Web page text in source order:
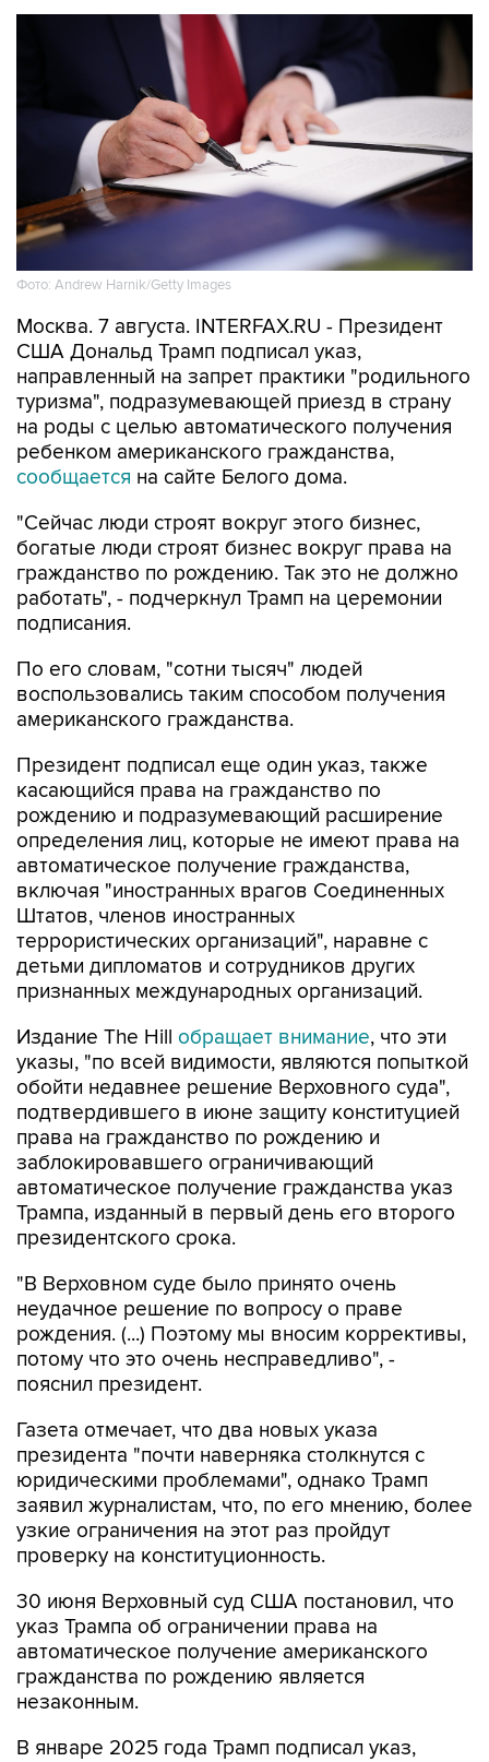
Фото: Andrew Harnik/Getty Images
Москва. 7 августа. INTERFAX.RU - Президент
США Дональд Трамп подписал указ,
направленный на запрет практики "родильного
туризма", подразумевающей приезд в страну
на роды с целью автоматического получения
ребенком американского гражданства,
сообщается на сайте Белого дома.
"Сейчас люди строят вокруг этого бизнес,
богатые люди строят бизнес вокруг права на
гражданство по рождению. Так это не должно
работать", - подчеркнул Трамп на церемонии
подписания.
По его словам, "сотни тысяч" людей
воспользовались таким способом получения
американского гражданства.
Президент подписал еще один указ, также
касающийся права на гражданство по
рождению и подразумевающий расширение
определения лиц, которые не имеют права на
автоматическое получение гражданства,
включая "иностранных врагов Соединенных
Штатов, членов иностранных
террористических организаций", наравне с
детьми дипломатов и сотрудников других
признанных международных организаций.
Издание The Hill обращает внимание, что эти
указы, "по всей видимости, являются попыткой
обойти недавнее решение Верховного суда",
подтвердившего в июне защиту конституцией
права на гражданство по рождению и
заблокировавшего ограничивающий
автоматическое получение гражданства указ
Трампа, изданный в первый день его второго
президентского срока.
"В Верховном суде было принято очень
неудачное решение по вопросу о праве
рождения. (...) Поэтому мы вносим коррективы,
потому что это очень несправедливо", -
пояснил президент.
Газета отмечает, что два новых указа
президента "почти наверняка столкнутся с
юридическими проблемами", однако Трамп
заявил журналистам, что, по его мнению, более
узкие ограничения на этот раз пройдут
проверку на конституционность.
30 июня Верховный суд США постановил, что
указ Трампа об ограничении права на
автоматическое получение американского
гражданства по рождению является
незаконным.
В январе 2025 года Трамп подписал указ,